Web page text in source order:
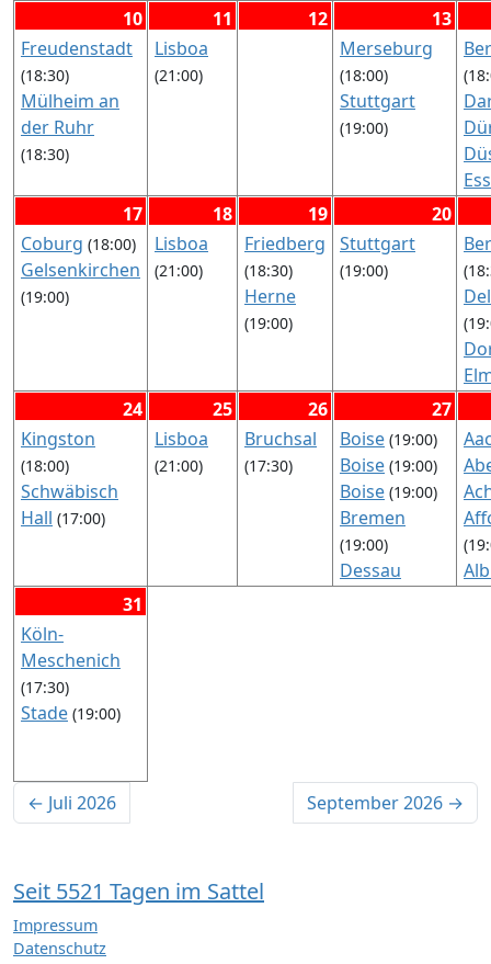
(17:30)
Stuttgart
(19:00)
10
Freudenstadt
(18:30)
Mülheim an
der Ruhr
(18:30)
11
Lisboa
(21:00)
12
13
Merseburg
(18:00)
Stuttgart
(19:00)
17
Coburg (18:00)
Gelsenkirchen
(19:00)
18
Lisboa
(21:00)
19
Friedberg
(18:30)
Herne
(19:00)
20
Stuttgart
(19:00)
24
Kingston
(18:00)
Schwäbisch
Hall (17:00)
25
Lisboa
(21:00)
26
Bruchsal
(17:30)
27
Boise (19:00)
Boise (19:00)
Boise (19:00)
Bremen
(19:00)
Dessau
Santander
(20:00)
31
Köln-
Meschenich
(17:30)
Stade (19:00)
← Juli 2026 September 2026 →
Seit 5521 Tagen im Sattel
Impressum
Datenschutz